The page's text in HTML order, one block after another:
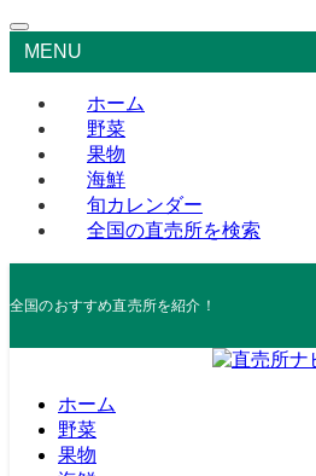
MENU
ホーム
野菜
果物
海鮮
旬カレンダー
全国の直売所を検索
全国のおすすめ直売所を紹介！
ホーム
野菜
果物